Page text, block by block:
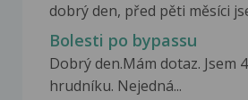
dobrý den, před pěti měsíci
Bolesti po bypassu
Dobrý den.Mám dotaz. Jsem
hrudníku. Nejedná...